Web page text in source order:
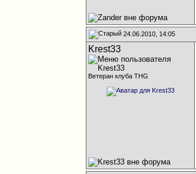
24.06.2010, 14:05
Krest33
Ветеран клуба THG